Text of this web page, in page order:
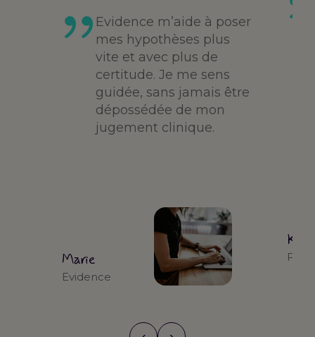
Evidence m’aide à poser
mes hypothèses plus
vite et avec plus de
certitude. Je me sens
guidée, sans jamais être
dépossédée de mon
jugement clinique.
Marie
Evidence